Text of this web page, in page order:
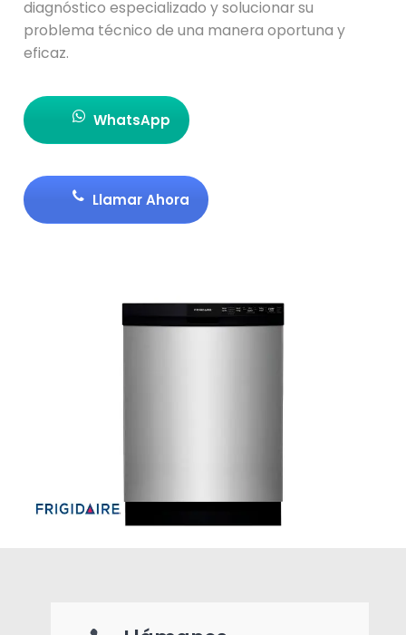
diagnóstico especializado y solucionar su
problema técnico de una manera oportuna y
eficaz.
WhatsApp
Llamar Ahora